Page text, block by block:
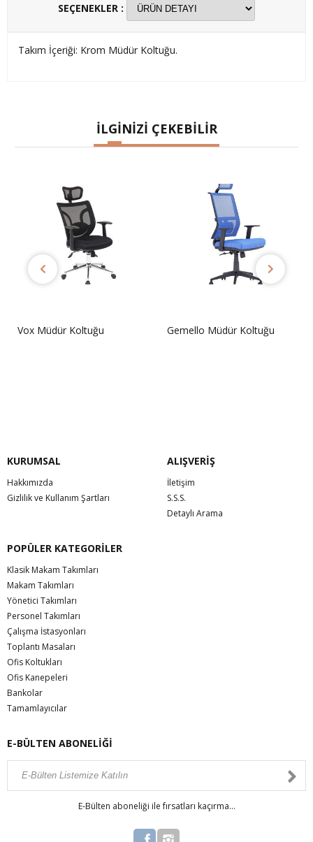
SEÇENEKLER :
Takım İçeriği: Krom Müdür Koltuğu.
İLGİNİZİ ÇEKEBİLİR
Vox Müdür Koltuğu Gemello Müdür Koltuğu
KURUMSAL
Hakkımızda
Gizlilik ve Kullanım Şartları
ALIŞVERİŞ
İletişim
S.S.S.
Detaylı Arama
POPÜLER KATEGORİLER
Klasik Makam Takımları
Makam Takımları
Yönetici Takımları
Personel Takımları
Çalışma İstasyonları
Toplantı Masaları
Ofis Koltukları
Ofis Kanepeleri
Bankolar
Tamamlayıcılar
E-BÜLTEN ABONELİĞİ
E-Bülten aboneliği ile fırsatları kaçırma...